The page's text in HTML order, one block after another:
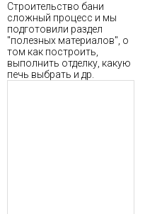
Строительство бани
сложный процесс и мы
подготовили раздел
"полезных материалов", о
том как построить,
выполнить отделку, какую
печь выбрать и др.